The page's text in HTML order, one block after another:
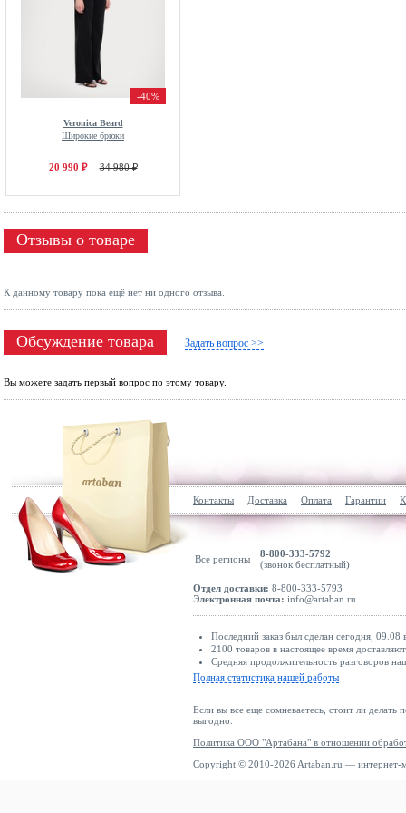
-40%
Veronica Beard
Широкие брюки
20 990 ₽ 34 980 ₽
Отзывы о товаре
К данному товару пока ещё нет ни одного отзыва.
Обсуждение товара Задать вопрос >>
Вы можете задать первый вопрос по этому товару.
Контакты Доставка Оплата Гарантии
Все регионы
8-800-333-5792
(звонок бесплатный)
Отдел доставки: 8-800-333-5793
Электронная почта: info@artaban.ru
Последний заказ был сделан сегодня,
2100 товаров в настоящее время
Средняя продолжительность разговоров
Полная статистика нашей работы
Если вы все еще сомневаетесь, стоит ли делать
выгодно.
Политика ООО "Артабана" в отношении
Copyright © 2010-2026 Artaban.ru — интернет-